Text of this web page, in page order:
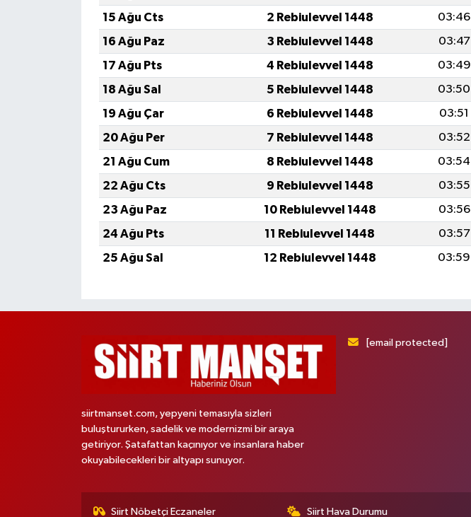
15 Ağu Cts
2 Rebiulevvel 1448 03:46
16 Ağu Paz
3 Rebiulevvel 1448 03:47
17 Ağu Pts
4 Rebiulevvel 1448 03:49
18 Ağu Sal
5 Rebiulevvel 1448 03:50
19 Ağu Çar
6 Rebiulevvel 1448 03:51
20 Ağu Per
7 Rebiulevvel 1448 03:52
21 Ağu Cum
8 Rebiulevvel 1448 03:54
22 Ağu Cts
9 Rebiulevvel 1448 03:55
23 Ağu Paz
10 Rebiulevvel 1448 03:56
24 Ağu Pts
11 Rebiulevvel 1448 03:57
25 Ağu Sal
12 Rebiulevvel 1448 03:59
siirtmanset.com, yepyeni temasıyla sizleri
buluştururken, sadelik ve modernizmi bir araya
getiriyor. Şatafattan kaçınıyor ve insanlara haber
okuyabilecekleri bir altyapı sunuyor.
[email protected]
Siirt Nöbetçi Eczaneler Siirt Hava Durumu